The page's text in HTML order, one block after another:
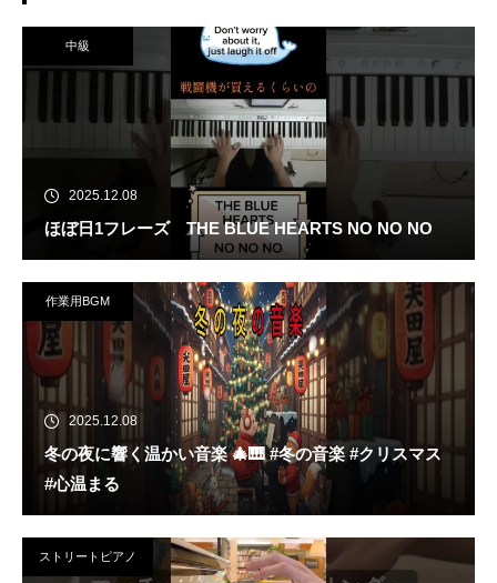
中級
2025.12.08
ほぼ日1フレーズ THE BLUE HEARTS NO NO NO
作業用BGM
2025.12.08
冬の夜に響く温かい音楽 🎄🎹 #冬の音楽 #クリスマス
#心温まる
ストリートピアノ